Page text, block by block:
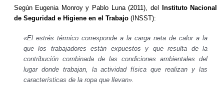
Según Eugenia Monroy y Pablo Luna (2011), del
Instituto Nacional
de Seguridad e Higiene en el Trabajo(INSST):
«El estrés térmico corresponde a la carga neta de calor a la
que los trabajadores están expuestos y que resulta de la
contribución combinada de las condiciones ambientales del
lugar donde trabajan, la actividad física que realizan y las
características de la ropa que llevan».